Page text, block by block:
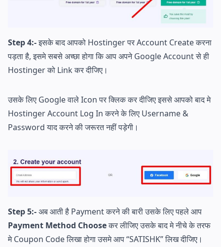
Step 4:-इसके बाद आपको Hostinger पर Account Create करना
पड़ता है, इसमे सबसे अच्छा होगा कि आप अपने Google Account से ही
Hostinger को Link कर दीजिए।
उसके लिए Google वाले Icon पर क्लिक कर दीजिए इससे आपको बाद मे
Hostinger Account Log In करने के लिए Username &
Password याद करने की जरूरत नहीं पड़ेगी।
Step 5:-अब आती है Payment करने की बारी उसके लिए पहले आप
Payment Method Chooseकर लीजिए उसके बाद मे नीचे के तरफ
मे Coupon Code लिखा होगा उसमे आप “SATISHK” लिख दीजिए।